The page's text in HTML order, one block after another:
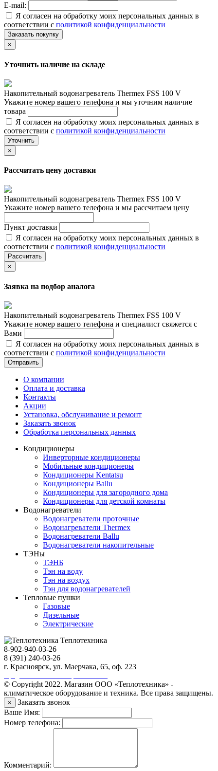
E-mail:
Я согласен на обработку моих персональных данных в
соответствии с политикой конфиденциальности
Заказать покупку
×
Уточнить наличие на складе
Накопительный водонагреватель Thermex FSS 100 V
Укажите номер вашего телефона и мы уточним наличие
товара
Я согласен на обработку моих персональных данных в
соответствии с политикой конфиденциальности
Уточнить
×
Рассчитать цену доставки
Накопительный водонагреватель Thermex FSS 100 V
Укажите номер вашего телефона и мы рассчитаем цену
Пункт доставки
Я согласен на обработку моих персональных данных в
соответствии с политикой конфиденциальности
Рассчитать
×
Заявка на подбор аналога
Накопительный водонагреватель Thermex FSS 100 V
Укажите номер вашего телефона и специалист свяжется с
Вами
Я согласен на обработку моих персональных данных в
соответствии с политикой конфиденциальности
Отправить
О компании
Оплата и доставка
Контакты
Акции
Установка, обслуживание и ремонт
Заказать звонок
Обработка персональных данных
Кондиционеры
Инверторные кондиционеры
Мобильные кондиционеры
Кондиционеры Kentatsu
Кондиционеры Ballu
Кондиционеры для загородного дома
Кондиционеры для детской комнаты
Водонагреватели
Водонагреватели проточные
Водонагреватели Thermex
Водонагреватели Ballu
Водонагреватели накопительные
ТЭНы
ТЭНБ
Тэн на воду
Тэн на воздух
Тэн для водонагревателей
Тепловые пушки
Газовые
Дизельные
Электрические
Теплотехника
8-902-940-03-26
8 (391) 240-03-26
г. Красноярск, ул. Маерчака, 65, оф. 223
© Copyright 2022. Магазин ООО «Теплотехника» -
климатическое оборудование и техника. Все права защищены.
×
Заказать звонок
Ваше Имя:
Номер телефона:
Комментарий: